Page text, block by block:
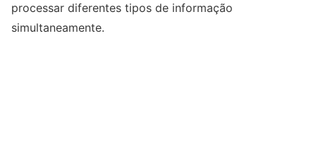
processar diferentes tipos de informação
simultaneamente.